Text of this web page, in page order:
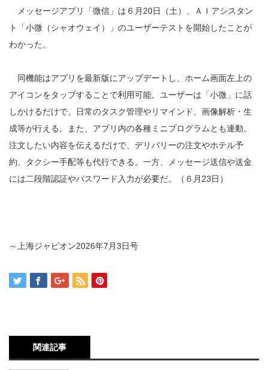
メッセージアプリ「微信」は６月20日（土）、ＡＩアシスタン
ト「小微（シャオウェイ）」のユーザーテストを開始したことが
わかった。
同機能はアプリを最新版にアップデートし、ホーム画面左上の
アイコンをタップすることで利用可能。ユーザーは「小微」に話
しかけるだけで、日常のタスク管理やリマインド、画像解析・生
成等が行える。また、アプリ内の各種ミニプログラムとも連動。
注文したい内容を伝えるだけで、デリバリーの注文やホテル予
約、タクシー手配等も代行できる。一方、メッセージ送信や送金
には二段階認証やパスワード入力が必要だ。（６月23日）
～上海ジャピオン2026年7 月3日号
関連記事